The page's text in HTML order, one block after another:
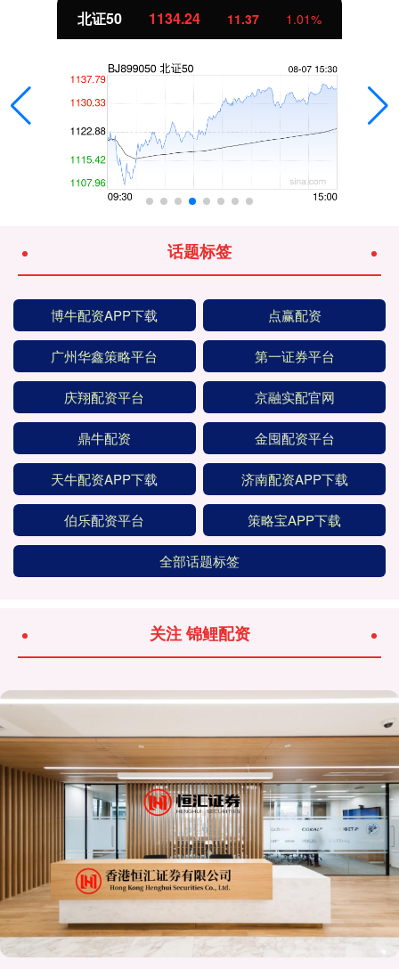
北证50 1134.24 11.37 1.01%
话题标签
博牛配资APP下载 点赢配资
广州华鑫策略平台 第一证券平台
庆翔配资平台 京融实配官网
鼎牛配资 金囤配资平台
天牛配资APP下载 济南配资APP下载
伯乐配资平台 策略宝APP下载
全部话题标签
关注 锦鲤配资